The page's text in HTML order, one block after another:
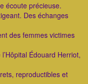
écoute précieuse.
Des échanges
des femmes victimes
Édouard Herriot,
reproductibles et